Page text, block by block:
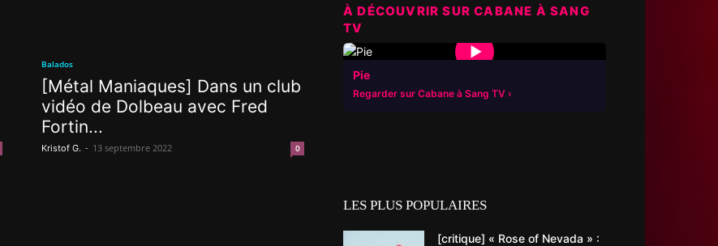
Balados
[Métal Maniaques] Dans un club
vidéo de Dolbeau avec Fred
Fortin...
Kristof G. - 13 septembre 2022 0
À DÉCOUVRIR SUR CABANE À SANG
TV
▶
Pie
Regarder sur Cabane à Sang TV
LES PLUS POPULAIRES
[critique] « Rose of Nevada » :